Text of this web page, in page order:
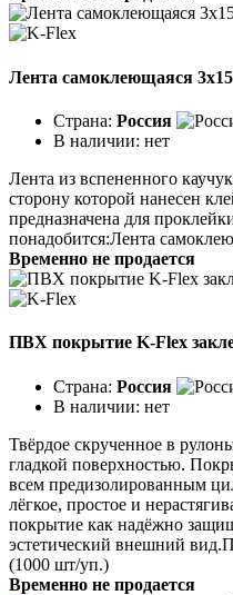
Лента самоклеющаяся
Страна: Россия
В наличии: нет
Лента из вспененного
сторону которой нанесен
предназначена для
понадобится:Лента
Временно не продается
ПВХ покрытие K-Flex
Страна: Россия
В наличии: нет
Твёрдое скрученное в
гладкой поверхностью.
всем предизолированным
лёгкое, простое и
покрытие как надёжно
эстетический внешний
(1000 шт/уп.)
Временно не продается